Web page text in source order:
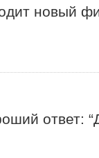
новый
ответ: